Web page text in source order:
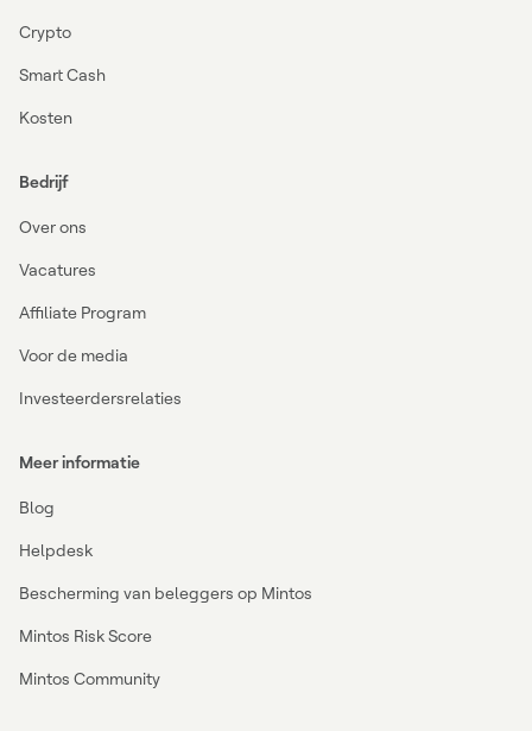
Crypto
Smart Cash
Kosten
Bedrijf
Over ons
Vacatures
Affiliate Program
Voor de media
Investeerdersrelaties
Meer informatie
Blog
Helpdesk
Bescherming van beleggers op Mintos
Mintos Risk Score
Mintos Community